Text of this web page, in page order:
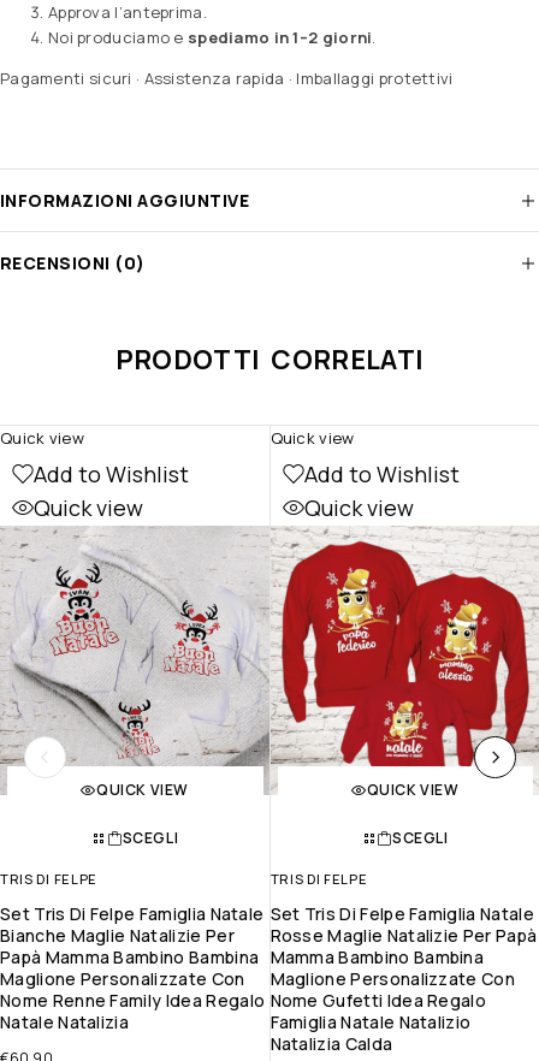
Approva l’anteprima.
Noi produciamo e spediamo in 1–2 giorni.
Pagamenti sicuri · Assistenza rapida · Imballaggi protettivi
INFORMAZIONI AGGIUNTIVE
RECENSIONI (0)
PRODOTTI CORRELATI
Add to Wishlist
Quick view
QUICK VIEW
SCEGLI
TRIS DI FELPE
Set Tris Di Felpe Famiglia Natale
Bianche Maglie Natalizie Per
Papà Mamma Bambino Bambina
Maglione Personalizzate Con
Nome Renne Family Idea Regalo
Natale Natalizia
Quick view
Add to Wishlist
Quick view
QUICK VIEW
SCEGLI
TRIS DI FELPE
Set Tris Di Felpe Famiglia Natale
Rosse Maglie Natalizie Per Papà
Mamma Bambino Bambina
Maglione Personalizzate Con
Nome Gufetti Idea Regalo
Famiglia Natale Natalizio
Natalizia Calda
Quick view